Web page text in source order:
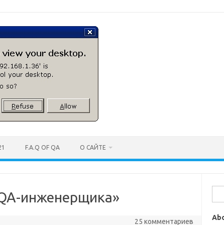
F.A.Q OF QA О САЙТЕ
инженерщика»
25 комментариев